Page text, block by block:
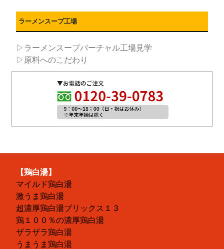
ラーメンスープ工場
▷ラーメンスープバーチャル工場見学
▷原料へのこだわり
【鶏白湯】
マイルド鶏白湯
激うま鶏白湯
超濃厚鶏白湯ブリックス１３
鶏１００％の濃厚鶏白湯
ザラザラ鶏白湯
うまうま鶏白湯